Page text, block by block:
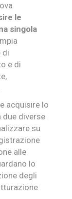
le
singola
di
e di
acquisire lo
due diverse
su
alle
lo
degli